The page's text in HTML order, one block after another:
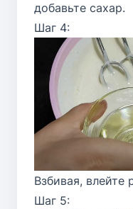
добавьте сахар.
Шаг 4:
Взбивая, влейте
Шаг 5: